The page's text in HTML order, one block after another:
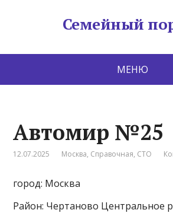
Семейный
МЕНЮ
Автомир №25
12.07.2025 Москва, Справочная, СТО
город: Москва
Район: Чертаново Центральное